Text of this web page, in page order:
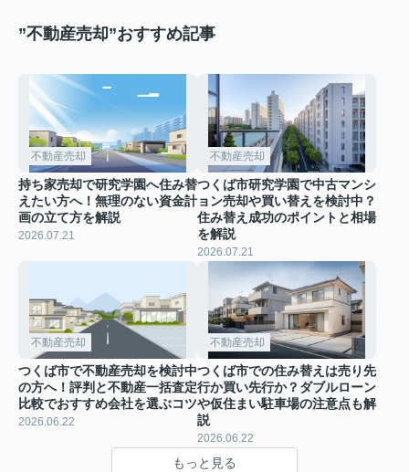
”不動産売却”おすすめ記事
不動産売却
持ち家売却で研究学園へ住み替
えたい方へ！無理のない資金計
画の立て方を解説
2026.07.21
不動産売却
つくば市研究学園で中古マンシ
ョン売却や買い替えを検討中？
住み替え成功のポイントと相場
を解説
2026.07.21
不動産売却
つくば市で不動産売却を検討中
の方へ！評判と不動産一括査定
比較でおすすめ会社を選ぶコツ
2026.06.22
不動産売却
つくば市での住み替えは売り先
行か買い先行か？ダブルローン
や仮住まい駐車場の注意点も解
説
2026.06.22
もっと見る